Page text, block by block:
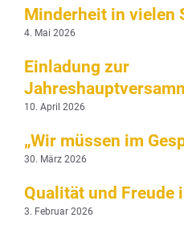
Minderheit in vielen
4. Mai 2026
Einladung zur
10. April 2026
„Wir müssen im
30. März 2026
Qualität und Freude
3. Februar 2026